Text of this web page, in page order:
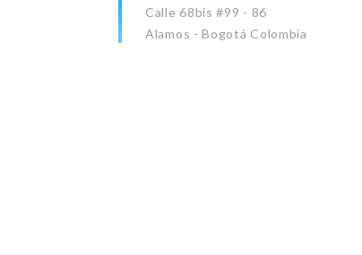
Calle 68bis #99 - 86
Alamos - Bogotá Colombia